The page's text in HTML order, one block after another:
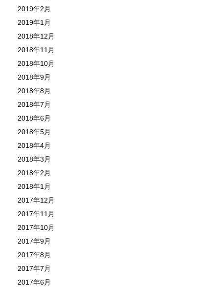
2019年2月
2019年1月
2018年12月
2018年11月
2018年10月
2018年9月
2018年8月
2018年7月
2018年6月
2018年5月
2018年4月
2018年3月
2018年2月
2018年1月
2017年12月
2017年11月
2017年10月
2017年9月
2017年8月
2017年7月
2017年6月